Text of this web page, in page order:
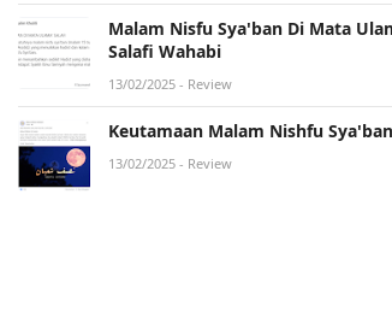
Malam Nisfu Sya'ban Di Mata
Salafi Wahabi
13/02/2025 - Review
Keutamaan Malam Nishfu Sya'ban
13/02/2025 - Review